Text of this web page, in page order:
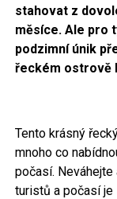
stahovat z
měsíce. Ale pro
podzimní únik
řeckém ostrově
Tento krásný
mnoho co
počasí. Neváhejte
turistů a počasí